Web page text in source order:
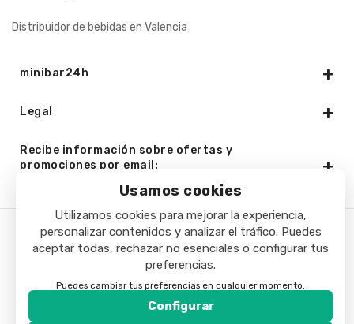
Usamos cookies
Utilizamos cookies para mejorar la experiencia,
personalizar contenidos y analizar el tráfico. Puedes
aceptar todas, rechazar no esenciales o configurar tus
preferencias.
Puedes cambiar tus preferencias en cualquier momento.
Configurar
Distribuidor de bebidas en Valencia
minibar24h
Legal
Recibe información sobre ofertas y
promociones por email:
Copyright © 2025 - Minibar24h.com. Todos los derechos
reservados.